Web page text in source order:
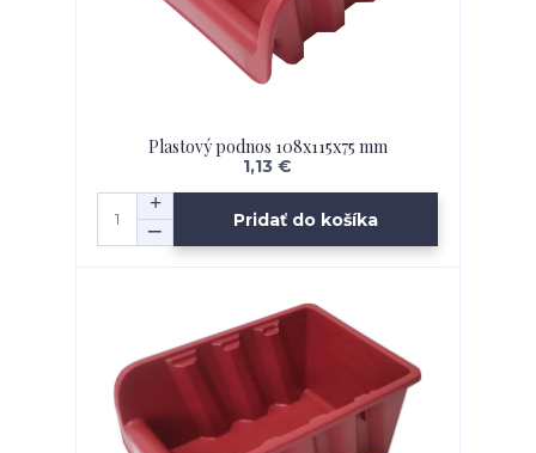
Plastový podnos 108x115x75 mm
1,13 €
Pridať do košíka